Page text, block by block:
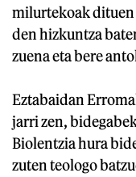
milurtekoak
den hizkuntza
zuena eta bere
Eztabaidan
jarri zen,
Biolentzia hura
zuten teologo